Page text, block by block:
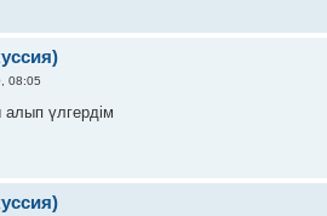
08:05
үлгердім